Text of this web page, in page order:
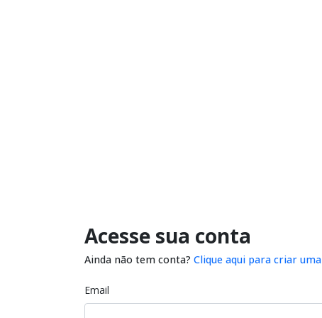
Acesse sua conta
Ainda não tem conta? Clique aqui para criar uma
Email